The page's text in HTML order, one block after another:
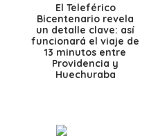
El Teleférico
Bicentenario revela
un detalle clave: así
funcionará el viaje de
13 minutos entre
Providencia y
Huechuraba